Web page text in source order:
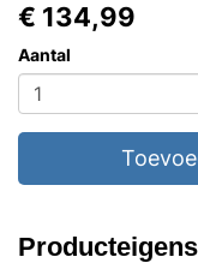
€ 134,99
Aantal